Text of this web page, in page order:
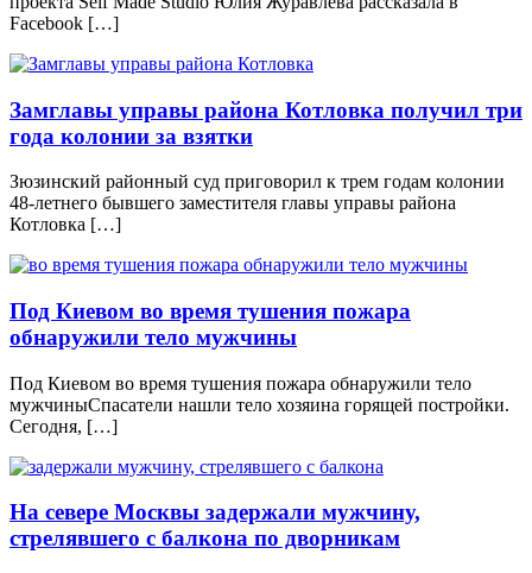
Facebook […]
Замглавы управы района Котловка получил три
года колонии за взятки
Зюзинский районный суд приговорил к трем годам колонии
48-летнего бывшего заместителя главы управы района
Котловка […]
Под Киевом во время тушения пожара
обнаружили тело мужчины
Под Киевом во время тушения пожара обнаружили тело
мужчиныСпасатели нашли тело хозяина горящей постройки.
Сегодня, […]
На севере Москвы задержали мужчину,
стрелявшего с балкона по дворникам